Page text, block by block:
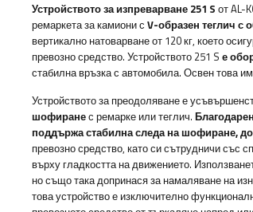
Устройството за изпреварване 251 S от AL-
ремаркета за камиони с V-образен теглич с
вертикално натоварване от 120 кг, което
превозно средство. Устройството 251 S е
стабилна връзка с автомобила. Освен това
Устройството за преодоляване е
шофиранес ремарке или теглич.
поддържа стабилна следа на шофиране,
превозно средство, като си сътрудничи със
върху гладкостта на движението.
но също така допринася за намаляване на
това устройство е изключително